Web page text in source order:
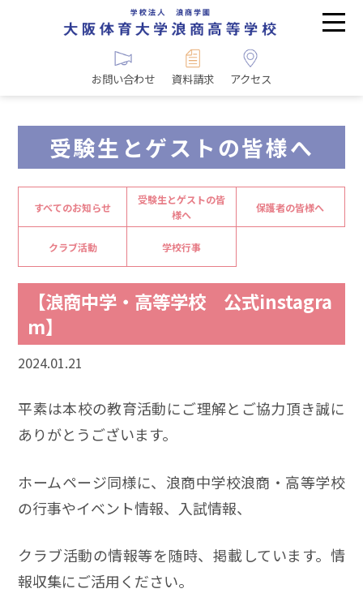
お問い合わせ 資料請求 アクセス
受験生とゲストの皆様へ
すべてのお知らせ
受験生とゲストの皆
様へ
保護者の皆様へ
クラブ活動 学校行事
【浪商中学・高等学校 公式instagra
m】
2024.01.21
平素は本校の教育活動にご理解とご協力頂き誠に
ありがとうございます。
ホームページ同様に、浪商中学校浪商・高等学校
の行事やイベント情報、入試情報、
クラブ活動の情報等を随時、掲載しています。情
報収集にご活用ください。